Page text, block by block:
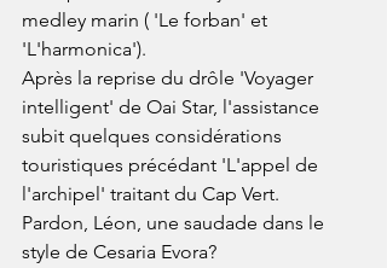
medley marin ( 'Le forban' et
'L'harmonica').
Après la reprise du drôle 'Voyager
intelligent' de Oai Star, l'assistance
subit quelques considérations
touristiques précédant 'L'appel de
l'archipel' traitant du Cap Vert.
Pardon, Léon, une saudade dans le
style de Cesaria Evora?